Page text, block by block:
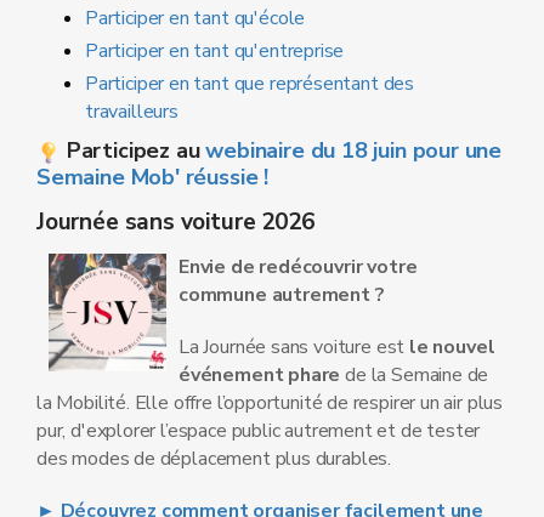
Participer en tant qu'école
Participer en tant qu'entreprise
Participer en tant que représentant des
travailleurs
Participez auwebinaire du 18 juin pour une
Semaine Mob' réussie !
Journée sans voiture 2026
Envie de redécouvrir votre
commune autrement ?
La Journée sans voiture est le nouvel
événement phare de la Semaine de
la Mobilité. Elle offre l’opportunité de respirer un air plus
pur, d'explorer l’espace public autrement et de tester
des modes de déplacement plus durables.
► Découvrez comment organiser facilement une